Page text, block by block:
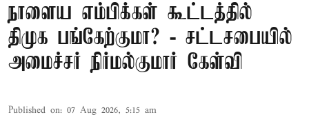
நாளைய எம்பிக்கள் கூட்டத்தில்
திமுக பங்கேற்குமா? - சட்டசபையில்
அமைச்சர் நிர்மல்குமார் கேள்வி
Published on: 07 Aug 2026, 5:15 am